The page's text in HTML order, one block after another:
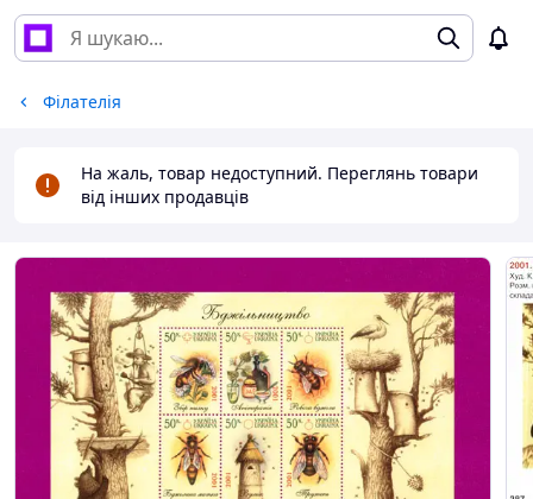
Філателія
На жаль, товар недоступний. Переглянь товари
від інших продавців